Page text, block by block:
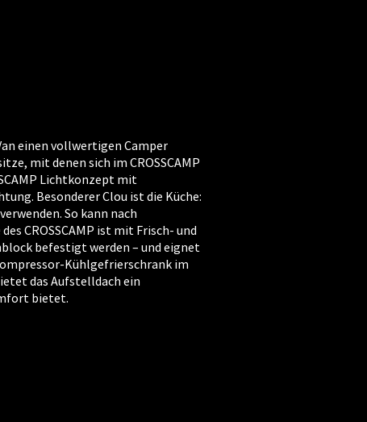
einen vollwertigen Camper
mit denen sich im CROSSCAMP
Lichtkonzept mit
Besonderer Clou ist die Küche:
So kann nach
CROSSCAMP ist mit Frisch- und
befestigt werden – und eignet
Kühlgefrierschrank im
das Aufstelldach ein
bietet.